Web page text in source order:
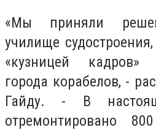
«Мы приняли
училище
«кузницей
города корабелов, -
Гайду. - В
отремонтировано